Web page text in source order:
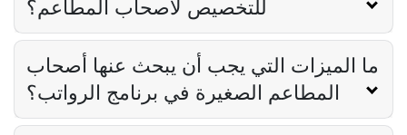
للتخصيص لأصحاب المطاعم؟
ما الميزات التي يجب أن يبحث عنها أصحاب
المطاعم الصغيرة في برنامج الرواتب؟